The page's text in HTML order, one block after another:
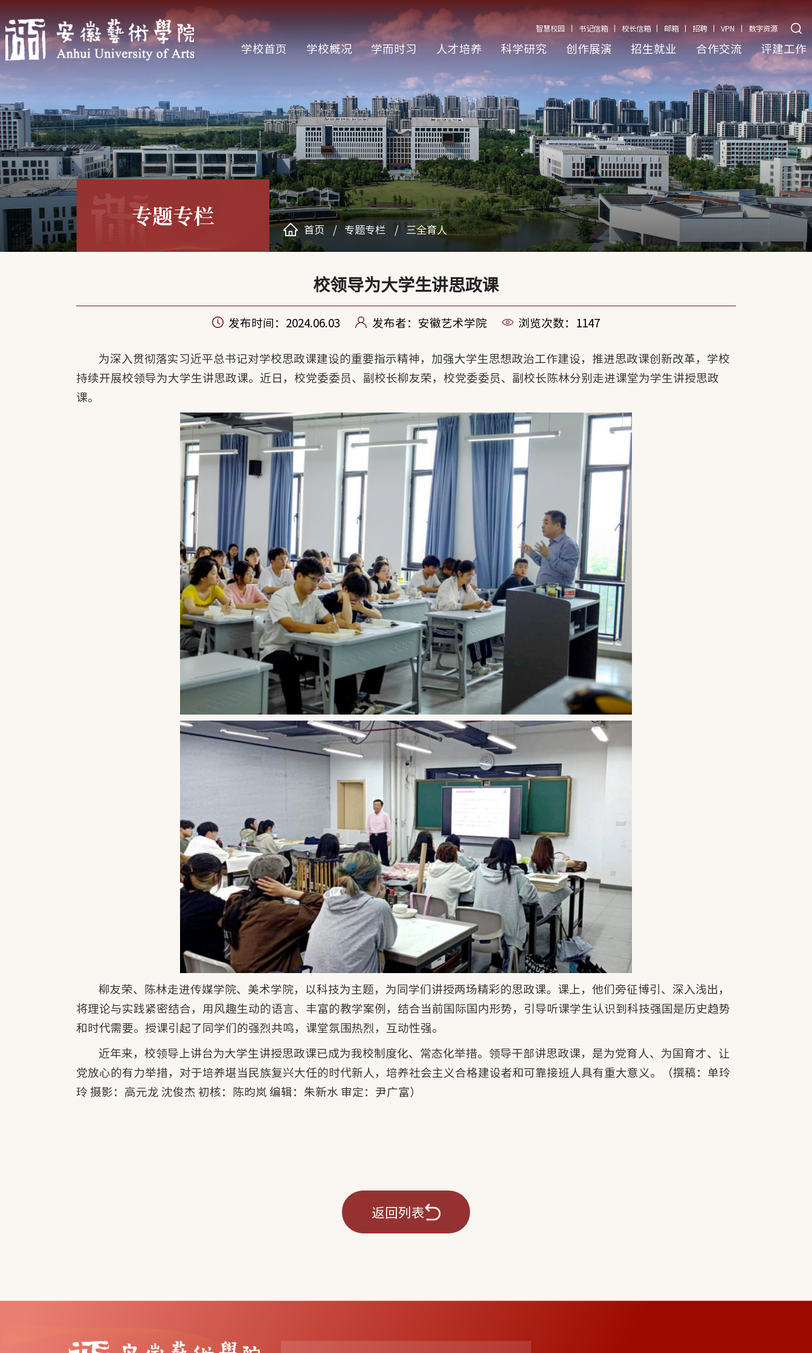
智慧校园 书记信箱 校长信箱 邮箱 招聘 VPN 数字资源
学校首页 学校概况 学而时习 人才培养 科学研究 创作展演 招生就业 合作交流 评建工作
专题专栏 首页 专题专栏 三全育人
校领导为大学生讲思政课
发布时间：2024.06.03 发布者：安徽艺术学院 浏览次数： 1147
为深入贯彻落实习近平总书记对学校思政课建设的重要指示精神，加强大学生思想政治工作建设，推进思政课创新改革，学校
持续开展校领导为大学生讲思政课。近日，校党委委员、副校长柳友荣，校党委委员、副校长陈林分别走进课堂为学生讲授思政
课。
柳友荣、陈林走进传媒学院、美术学院，以科技为主题，为同学们讲授两场精彩的思政课。课上，他们旁征博引、深入浅出，
将理论与实践紧密结合，用风趣生动的语言、丰富的教学案例，结合当前国际国内形势，引导听课学生认识到科技强国是历史趋势
和时代需要。授课引起了同学们的强烈共鸣，课堂氛围热烈，互动性强。
近年来，校领导上讲台为大学生讲授思政课已成为我校制度化、常态化举措。领导干部讲思政课，是为党育人、为国育才、让
党放心的有力举措，对于培养堪当民族复兴大任的时代新人，培养社会主义合格建设者和可靠接班人具有重大意义。（撰稿：单玲
玲 摄影：高元龙 沈俊杰 初核：陈昀岚 编辑：朱新水 审定：尹广富）
返回列表